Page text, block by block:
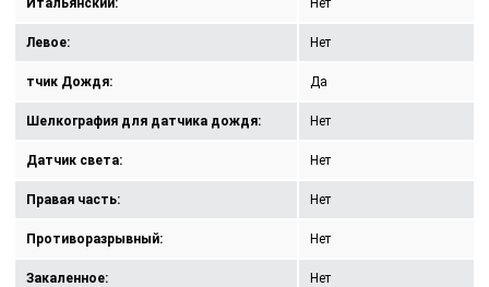
Итальянский: Нет
Левое: Нет
тчик Дождя: Да
Шелкография для датчика дождя: Нет
Датчик света: Нет
Правая часть: Нет
Противоразрывный: Нет
Закаленное: Нет